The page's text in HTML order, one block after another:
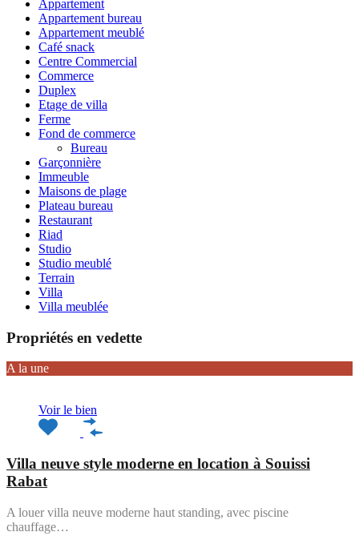
Appartement
Appartement bureau
Appartement meublé
Café snack
Centre Commercial
Commerce
Duplex
Etage de villa
Ferme
Fond de commerce
Bureau
Garçonnière
Immeuble
Maisons de plage
Plateau bureau
Restaurant
Riad
Studio
Studio meublé
Terrain
Villa
Villa meublée
Propriétés en vedette
A la une
Voir le bien
Villa neuve style moderne en location à Souissi
Rabat
A louer villa neuve moderne haut standing, avec piscine
chauffage…